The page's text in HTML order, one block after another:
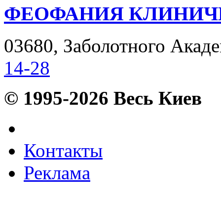
ФЕОФАНИЯ
03680, Заболотного
14-28
© 1995-2026 Весь Киев
Контакты
Реклама